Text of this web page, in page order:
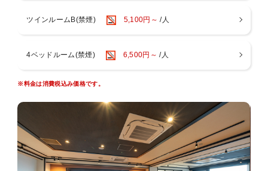
テレビ/ドライヤー/湯沸かしポット
・ウェルカムドリンク/アメニティ＆シャンプーバー/コインランドリ
・添寝はベッド1台につき1名まで。
・添寝のお子様の備品、アメニティはございません。
【ホテルへのアクセス】
・電車 ：伊勢市駅より無料送迎約25分
二見浦駅より徒歩約10分
ツインルームB(禁煙) 5,100円～ /人
4ベッドルーム(禁煙) 6,500円～ /人
※料金は消費税込み価格です。